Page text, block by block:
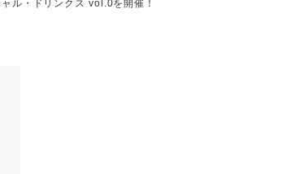
ル・ドリンクス vol.0を開催！